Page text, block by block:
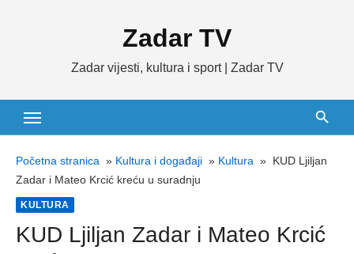
Zadar TV
Zadar vijesti, kultura i sport | Zadar TV
Početna stranica » Kultura i događaji » Kultura » KUD Ljiljan
Zadar i Mateo Krcić kreću u suradnju
KULTURA
KUD Ljiljan Zadar i Mateo Krcić